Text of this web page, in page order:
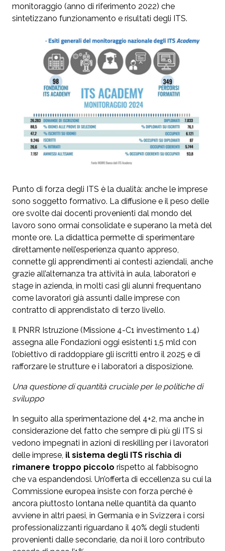
monitoraggio (anno di riferimento 2022) che
sintetizzano funzionamento e risultati degli ITS.
Punto di forza degli ITS è la dualità: anche le imprese
sono soggetto formativo. La diffusione e il peso delle
ore svolte dai docenti provenienti dal mondo del
lavoro sono ormai consolidate e superano la metà del
monte ore. La didattica permette di sperimentare
direttamente nell’esperienza quanto appreso,
connette gli apprendimenti ai contesti aziendali, anche
grazie all’alternanza tra attività in aula, laboratori e
stage in azienda, in molti casi gli alunni frequentano
come lavoratori già assunti dalle imprese con
contratto di apprendistato di terzo livello.
Il PNRR Istruzione (Missione 4-C1 investimento 1.4)
assegna alle Fondazioni oggi esistenti 1,5 mld con
l’obiettivo di raddoppiare gli iscritti entro il 2025 e di
rafforzare le strutture e i laboratori a disposizione.
Una questione di quantità cruciale per le politiche di
sviluppo
In seguito alla sperimentazione del 4+2, ma anche in
considerazione del fatto che sempre di più gli ITS si
vedono impegnati in azioni di reskilling per i lavoratori
delle imprese, il sistema degli ITS rischia di
rimanere troppo piccolo rispetto al fabbisogno
che va espandendosi. Un’offerta di eccellenza su cui la
Commissione europea insiste con forza perché è
ancora piuttosto lontana nelle quantità da quanto
avviene in altri paesi, in Germania e in Svizzera i corsi
professionalizzanti riguardano il 40% degli studenti
provenienti dalle secondarie, da noi il loro contributo